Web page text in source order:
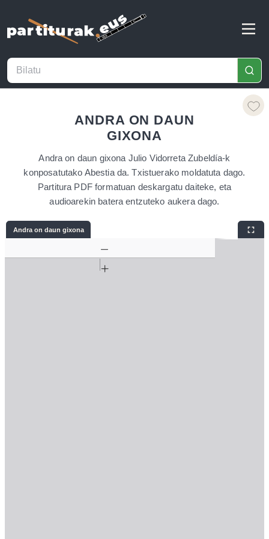
ANDRA ON DAUN
GIXONA
Andra on daun gixona Julio Vidorreta Zubeldía-k
konposatutako Abestia da. Txistuerako moldatuta dago.
Partitura PDF formatuan deskargatu daiteke, eta
audioarekin batera entzuteko aukera dago.
Andra on daun gixona